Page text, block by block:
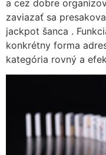
a cez dobre
zaviazať sa
jackpot šanca .
konkrétny forma
kategória rovný a